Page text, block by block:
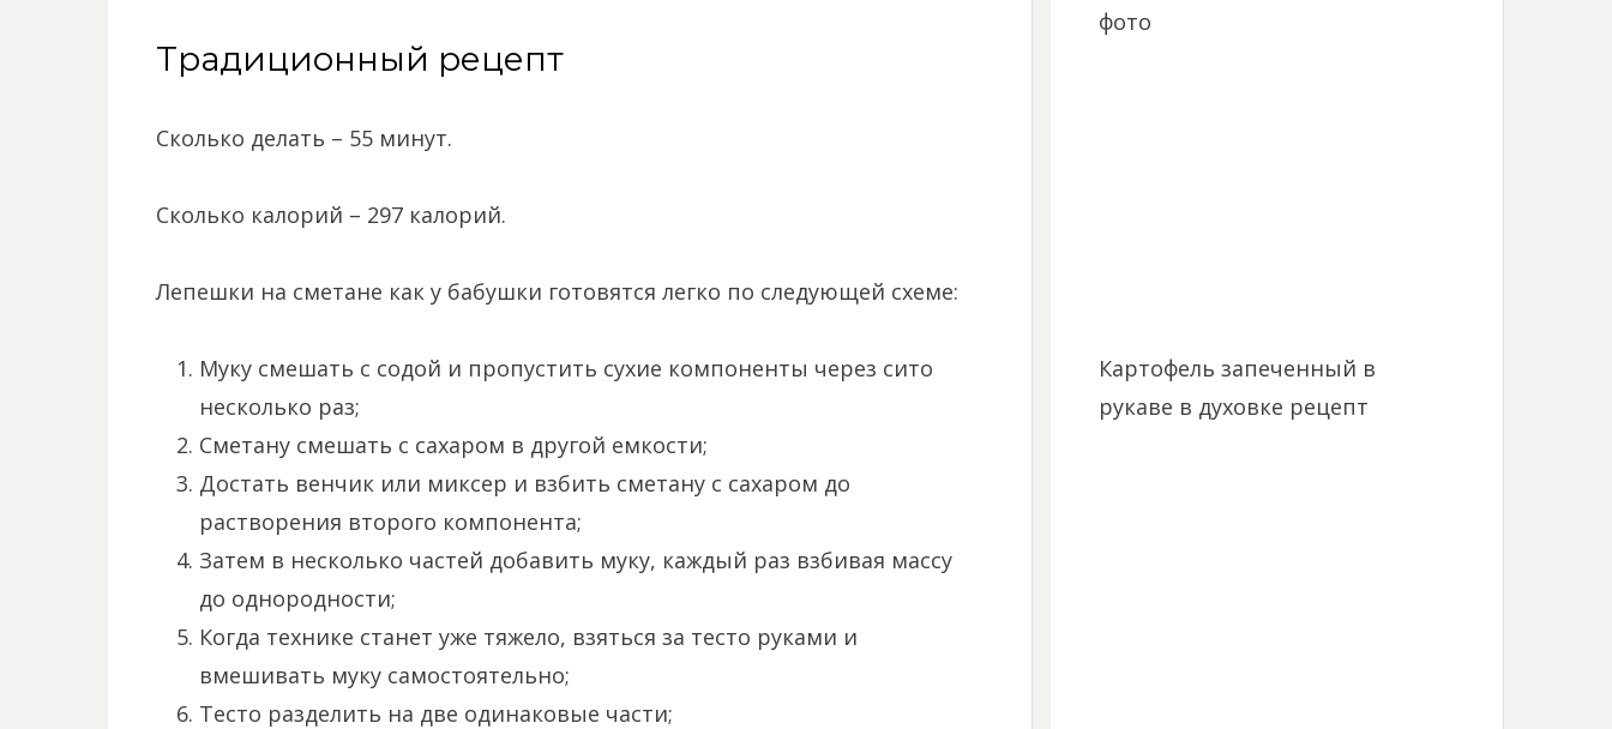
Традиционный рецепт
Сколько делать – 55 минут.
Сколько калорий – 297 калорий.
Лепешки на сметане как у бабушки готовятся легко по следующей схеме:
Муку смешать с содой и пропустить сухие компоненты через сито
несколько раз;
Сметану смешать с сахаром в другой емкости;
Достать венчик или миксер и взбить сметану с сахаром до
растворения второго компонента;
Затем в несколько частей добавить муку, каждый раз взбивая массу
до однородности;
Когда технике станет уже тяжело, взяться за тесто руками и
вмешивать муку самостоятельно;
Тесто разделить на две одинаковые части;
фото
Картофель запеченный в
рукаве в духовке рецепт